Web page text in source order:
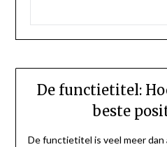
De functietitel:
beste
De functietitel is veel meer dan